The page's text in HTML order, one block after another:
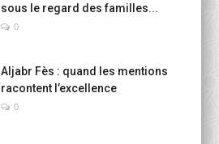
sous le regard des familles...
0
Aljabr Fès : quand les mentions
racontent l’excellence
0